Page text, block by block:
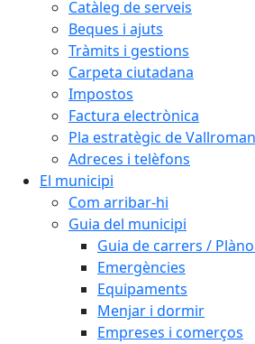
Catàleg de serveis
Beques i ajuts
Tràmits i gestions
Carpeta ciutadana
Impostos
Factura electrònica
Pla estratègic de
Adreces i telèfons
El municipi
Com arribar-hi
Guia del municipi
Guia de carrers /
Emergències
Equipaments
Menjar i dormir
Empreses i comerços